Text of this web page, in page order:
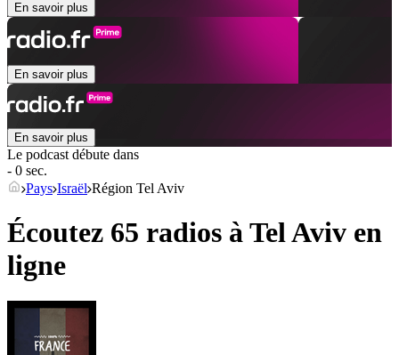
En savoir plus
En savoir plus
En savoir plus
Le podcast débute dans
- 0 sec.
Pays Israël Région Tel Aviv
Écoutez 65 radios à Tel Aviv en
ligne